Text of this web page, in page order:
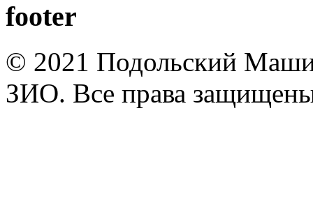
footer
© 2021 Подольский
ЗИО. Все права